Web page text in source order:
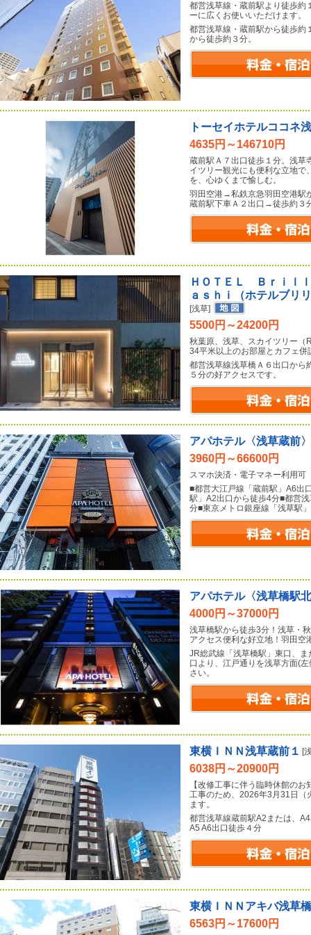
都営浅草線・蔵前駅より徒歩約
ーに広くお使いいただけます。
都営浅草線・蔵前駅から徒歩約
から徒歩約３分。
トーセイホテルココネ
4635円～146710円
蔵前駅Ａ７出口徒歩１分。浅草
イツリー観光にも便利な立地で
を、心ゆくまで愉しむ。
羽田空港→私鉄京急羽田空港駅
蔵前駅下車Ａ２出口→徒歩約３
ＨＯＴＥＬ Ｂｒｉｌ
ａｓｈｉ（ホテルブリ
[浅草]
5500円～24200円
秋葉原、浅草、スカイツリー（
34平米以上のお部屋とカフェ併
都営浅草線浅草橋Ａ６出口から
５分の好アクセスです。
アパホテル〈浅草蔵前〉
3960円～66600円
スマホ決済・電子マネー利用可
■都営大江戸線「蔵前駅」A6出
駅」A2出口から徒歩4分■都営
分■東京メトロ銀座線「浅草駅
アパホテル〈浅草橋駅
4000円～37000円
浅草橋駅から徒歩3分！浅草・
アクセス便利な好立地！羽田空
JR総武線「浅草橋駅」東口、
口より、江戸通りを浅草方面(
さい。
東横ＩＮＮ浅草蔵前１ [
6038円～20900円
【改修工事に伴う臨時休館の
工事のため、2026年3月31日（
ます。
都営浅草線蔵前駅A2または、
A5 A6出口徒歩４分
東横ＩＮＮアキバ浅草
6563円～17600円